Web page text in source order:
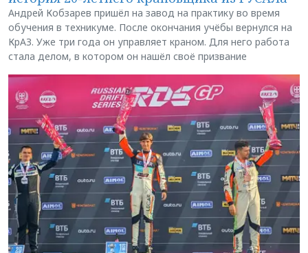
Андрей Кобзарев пришёл на завод на практику во время
обучения в техникуме. После окончания учёбы вернулся на
КрАЗ. Уже три года он управляет краном. Для него работа
стала делом, в котором он нашёл своё призвание